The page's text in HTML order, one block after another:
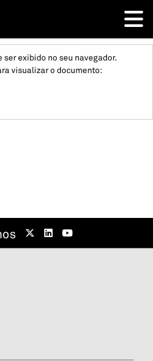
ser exibido no seu navegador.
visualizar o documento: